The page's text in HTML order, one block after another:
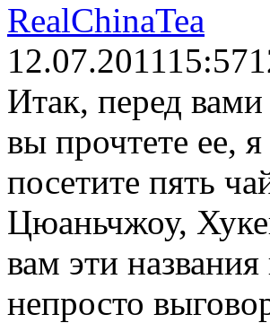
RealChinaTea
12.07.201115:57
Итак, перед
вы прочтете ее,
посетите пять
Цюаньчжоу,
вам эти
непросто